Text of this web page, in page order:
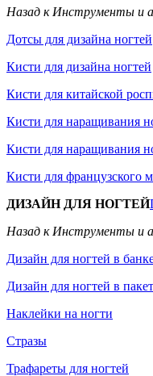
Назад к Инструменты и
Дотсы для дизайна ногтей
Кисти для дизайна ногтей
Кисти для китайской
Кисти для наращивания
Кисти для наращивания
Кисти для французского
ДИЗАЙН ДЛЯ НОГТЕЙ
Назад к Инструменты и
Дизайн для ногтей в
Дизайн для ногтей в
Наклейки на ногти
Стразы
Трафареты для ногтей